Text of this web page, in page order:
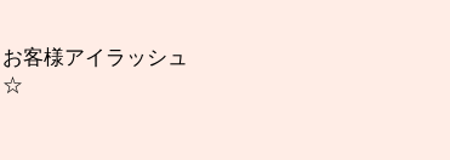
お客様アイラッシュ
☆